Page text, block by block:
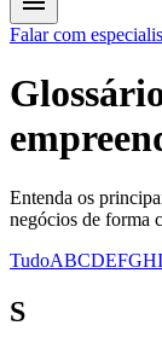
Falar com
Entenda os
negócios de forma
TudoABCDEFGHI
S